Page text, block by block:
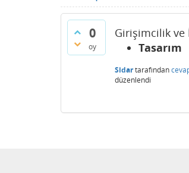
0
oy
Girişimcilik ve
Tasarım
Sidartarafından
düzenlendi